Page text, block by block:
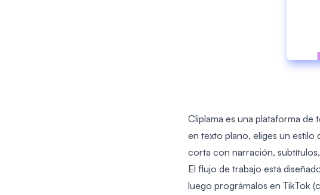
Cliplama es una plataforma
en texto plano, eliges un
corta con narración,
El flujo de trabajo está
luego prográmalos en TikTok